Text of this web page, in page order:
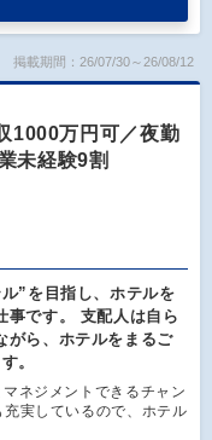
掲載期間：26/07/30～26/08/12
1000万円可／夜勤
未経験9割
”を目指し、ホテルを
事です。 支配人は自ら
がら、ホテルをまるご
。
ネジメントできるチャン
実しているので、ホテル